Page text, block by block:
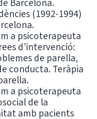
(1992-1994)
a psicoterapeuta
d’intervenció:
de parella,
conducta. Teràpia
a psicoterapeuta
de la
amb pacients